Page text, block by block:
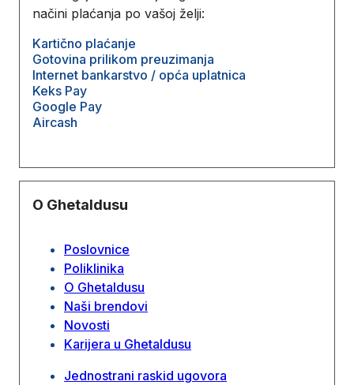
načini plaćanja po vašoj želji:
Kartično plaćanje
Gotovina prilikom preuzimanja
Internet bankarstvo / opća uplatnica
Keks Pay
Google Pay
Aircash
O Ghetaldusu
Poslovnice
Poliklinika
O Ghetaldusu
Naši brendovi
Novosti
Karijera u Ghetaldusu
Jednostrani raskid ugovora